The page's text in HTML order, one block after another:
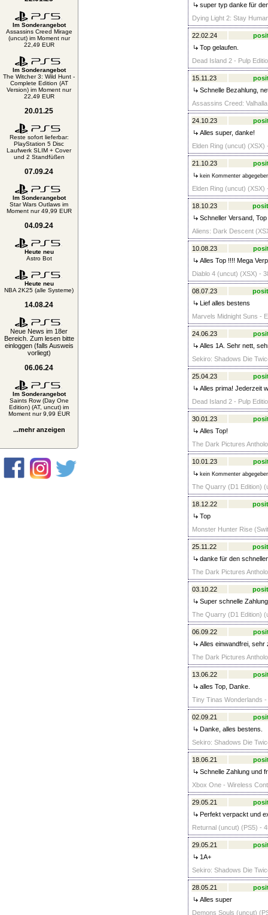
Im Sonderangebot
Assassins Creed Mirage
(uncut) im Moment nur
22,49 EUR
Im Sonderangebot
The Witcher 3: Wild Hunt -
Complete Edition (AT
Version) im Moment nur
22,49 EUR
20.01.25
Reste sofort lieferbar:
PlayStation 5 Disc
Laufwerk SLIM + Cover
und 2 Standfüßen
07.09.24
Im Sonderangebot
Star Wars Outlaws im
Moment nur 49,99 EUR
04.09.24
Heute neu
Astro Bot
Heute neu
NBA 2K25 (alle Systeme)
14.08.24
Neue News im 18er
Bereich. Zum lesen bitte
einloggen (falls Ausweis
vorliegt)
06.06.24
Im Sonderangebot
Saints Row (Day One
Edition) (AT, uncut) im
Moment nur 9,99 EUR
...mehr anzeigen
super typ danke für
Dying Light 2: Stay
22.02.24
Top gelaufen.
Dead Island 2 - Pulp
15.11.23
Schnelle Bezahlung,
Assassins Creed:
24.10.23
Alles super, danke!
Elden Ring (uncut) (XSX)
21.10.23
kein Kommenter
Elden Ring (uncut) (XSX)
18.10.23
Schneller Versand,
Aliens: Dark Descent
10.08.23
Alles Top !!!! Mega
Diablo 4 (uncut) (XSX) -
08.07.23
Lief alles bestens
Marvels Midnight Suns -
24.06.23
Alles 1A. Sehr nett,
Sekiro: Shadows Die
25.04.23
Alles prima! Jederzeit
Dead Island 2 - Pulp
30.01.23
Alles Top!
The Dark Pictures
10.01.23
kein Kommenter
The Quarry (D1 Edition)
18.12.22
Top
Monster Hunter Rise
25.11.22
danke für den
The Dark Pictures
03.10.22
Super schnelle
The Quarry (D1 Edition)
06.09.22
Alles einwandfrei, sehr
The Dark Pictures
13.06.22
alles Top, Danke.
Tiny Tinas Wonderlands
02.09.21
Danke, alles bestens.
Sekiro: Shadows Die
18.06.21
Schnelle Zahlung und
Xbox One - Wireless
29.05.21
Perfekt verpackt und
Returnal (uncut) (PS5) -
29.05.21
1A+
Sekiro: Shadows Die
28.05.21
Alles super
Demons Souls (uncut)